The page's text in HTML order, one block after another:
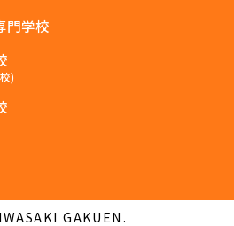
門学校
)
GAKUEN.